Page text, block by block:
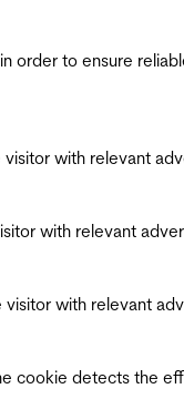
to ensure
with relevant
with relevant
with relevant
cookie detects the